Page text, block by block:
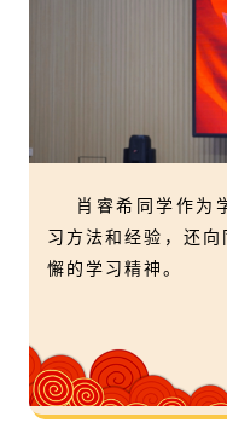
肖睿希同学作为
习方法和经验，还
懈的学习精神。